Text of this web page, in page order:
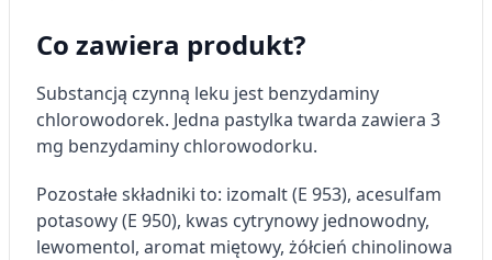
Co zawiera produkt?
Substancją czynną leku jest benzydaminy
chlorowodorek. Jedna pastylka twarda zawiera 3
mg benzydaminy chlorowodorku.
Pozostałe składniki to: izomalt (E 953), acesulfam
potasowy (E 950), kwas cytrynowy jednowodny,
lewomentol, aromat miętowy, żółcień chinolinowa